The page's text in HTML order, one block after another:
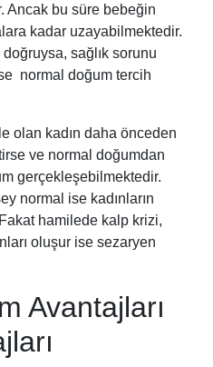
Ancak bu süre bebeğin
kadar uzayabilmektedir.
sağlık sorunu
normal doğum tercih
olan kadın daha önceden
ve normal doğumdan
gerçekleşebilmektedir.
normal ise kadınların
hamilede kalp krizi,
oluşur ise sezaryen
Avantajları